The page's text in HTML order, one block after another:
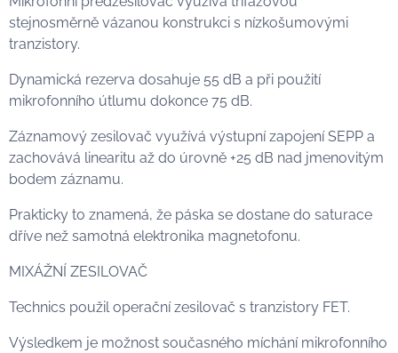
stejnosměrně vázanou konstrukci s nízkošumovými
tranzistory.
Dynamická rezerva dosahuje 55 dB a při použití
mikrofonního útlumu dokonce 75 dB.
Záznamový zesilovač využívá výstupní zapojení SEPP a
zachovává linearitu až do úrovně +25 dB nad jmenovitým
bodem záznamu.
Prakticky to znamená, že páska se dostane do saturace
dříve než samotná elektronika magnetofonu.
MIXÁŽNÍ ZESILOVAČ
Technics použil operační zesilovač s tranzistory FET.
Výsledkem je možnost současného míchání mikrofonního